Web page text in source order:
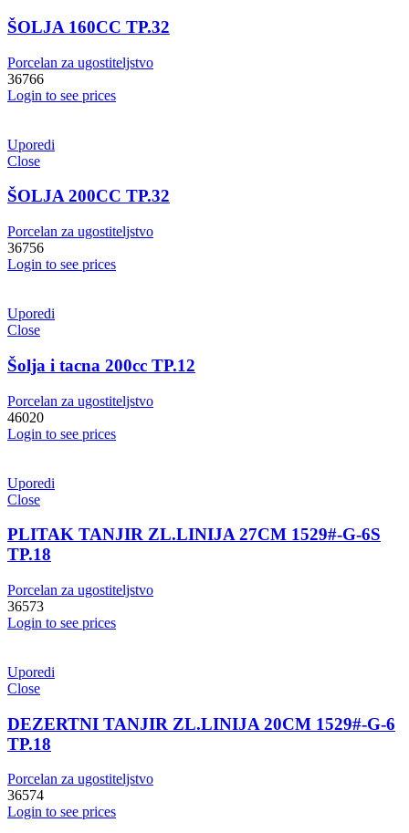
ŠOLJA 160CC TP.32
Porcelan za ugostiteljstvo
36766
Login to see prices
Uporedi
Close
ŠOLJA 200CC TP.32
Porcelan za ugostiteljstvo
36756
Login to see prices
Uporedi
Close
Šolja i tacna 200cc TP.12
Porcelan za ugostiteljstvo
46020
Login to see prices
Uporedi
Close
PLITAK TANJIR ZL.LINIJA 27CM 1529#-G-6S
TP.18
Porcelan za ugostiteljstvo
36573
Login to see prices
Uporedi
Close
DEZERTNI TANJIR ZL.LINIJA 20CM 1529#-G-6
TP.18
Porcelan za ugostiteljstvo
36574
Login to see prices